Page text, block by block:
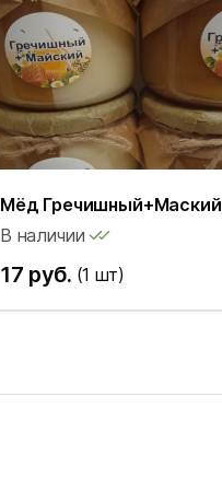
Мёд Гречишный+Маский
В наличии
17 руб. (1 шт)